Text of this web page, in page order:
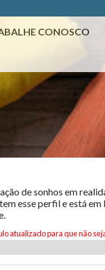
CONOSCO
de sonhos em
esse perfil e está em
atualizado para que não